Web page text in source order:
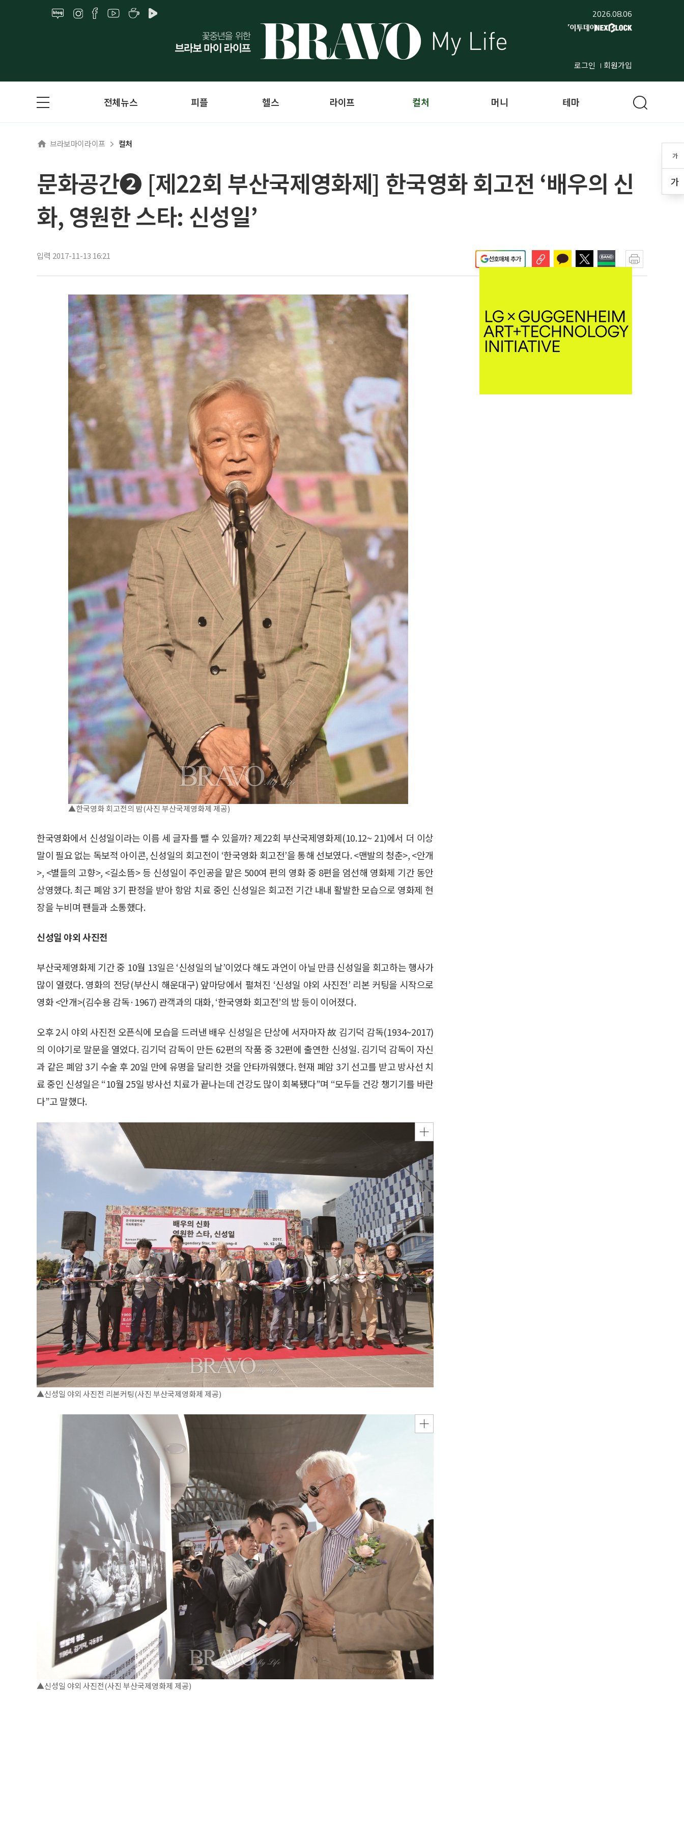
2026.08.06
로그인 회원가입
가
가
전체뉴스 피플 헬스 라이프 컬처 머니 테마
브라보마이라이프 컬처
문화공간➋ [제22회 부산국제영화제] 한국영화 회고전 ‘배우의 신
화, 영원한 스타: 신성일’
입력 2017-11-13 16:21 선호매체 추가
▲한국영화 회고전의 밤(사진 부산국제영화제 제공)
한국영화에서 신성일이라는 이름 세 글자를 뺄 수 있을까? 제22회 부산국제영화제(10.12~ 21)에서 더 이상
말이 필요 없는 독보적 아이콘, 신성일의 회고전이 ‘한국영화 회고전’을 통해 선보였다. <맨발의 청춘>, <안개
>, <별들의 고향>, <길소뜸> 등 신성일이 주인공을 맡은 500여 편의 영화 중 8편을 엄선해 영화제 기간 동안
상영했다. 최근 폐암 3기 판정을 받아 항암 치료 중인 신성일은 회고전 기간 내내 활발한 모습으로 영화제 현
장을 누비며 팬들과 소통했다.
신성일 야외 사진전
부산국제영화제 기간 중 10월 13일은 ‘신성일의 날’이었다 해도 과언이 아닐 만큼 신성일을 회고하는 행사가
많이 열렸다. 영화의 전당(부산시 해운대구) 앞마당에서 펼쳐진 ‘신성일 야외 사진전’ 리본 커팅을 시작으로
영화 <안개>(김수용 감독·1967) 관객과의 대화, ‘한국영화 회고전’의 밤 등이 이어졌다.
오후 2시 야외 사진전 오픈식에 모습을 드러낸 배우 신성일은 단상에 서자마자 故 김기덕 감독(1934~2017)
의 이야기로 말문을 열었다. 김기덕 감독이 만든 62편의 작품 중 32편에 출연한 신성일. 김기덕 감독이 자신
과 같은 폐암 3기 수술 후 20일 만에 유명을 달리한 것을 안타까워했다. 현재 폐암 3기 선고를 받고 방사선 치
료 중인 신성일은 “10월 25일 방사선 치료가 끝나는데 건강도 많이 회복됐다”며 “모두들 건강 챙기기를 바란
다”고 말했다.
▲신성일 야외 사진전 리본커팅(사진 부산국제영화제 제공)
▲신성일 야외 사진전(사진 부산국제영화제 제공)